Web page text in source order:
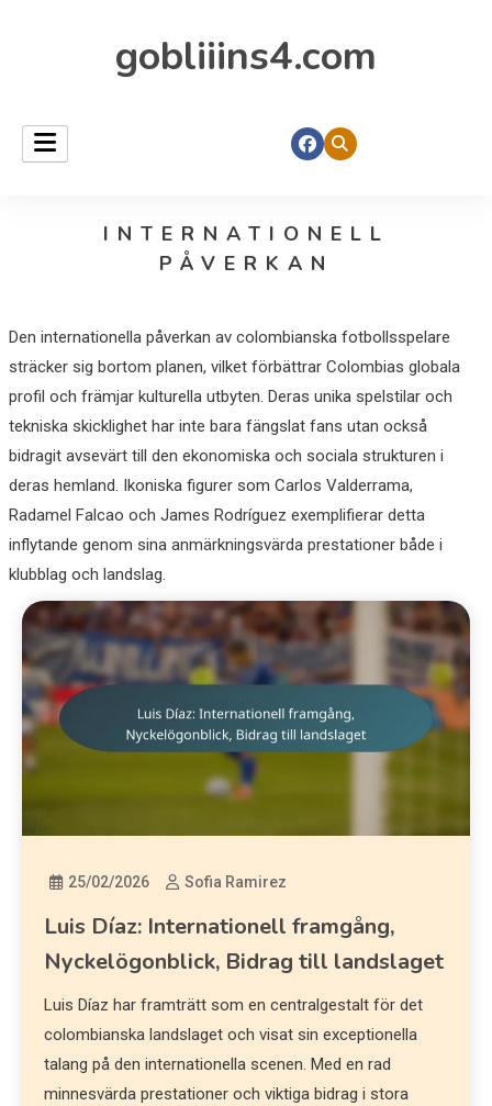
gobliiins4.com
INTERNATIONELL
PÅVERKAN
Den internationella påverkan av colombianska fotbollsspelare
sträcker sig bortom planen, vilket förbättrar Colombias globala
profil och främjar kulturella utbyten. Deras unika spelstilar och
tekniska skicklighet har inte bara fängslat fans utan också
bidragit avsevärt till den ekonomiska och sociala strukturen i
deras hemland. Ikoniska figurer som Carlos Valderrama,
Radamel Falcao och James Rodríguez exemplifierar detta
inflytande genom sina anmärkningsvärda prestationer både i
klubblag och landslag.
25/02/2026 Sofia Ramirez
Luis Díaz: Internationell framgång,
Nyckelögonblick, Bidrag till landslaget
Luis Díaz har framträtt som en centralgestalt för det
colombianska landslaget och visat sin exceptionella
talang på den internationella scenen. Med en rad
minnesvärda prestationer och viktiga bidrag i stora